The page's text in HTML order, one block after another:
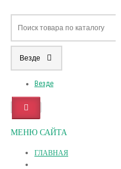
Везде
Везде
МЕНЮ САЙТА
ГЛАВНАЯ